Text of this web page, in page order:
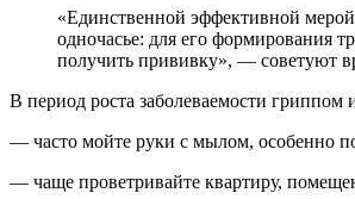
«Единственной эффективной
одночасье: для его формирования
получить прививку», — советуют
В период роста заболеваемости
— часто мойте руки с мылом, особенно
— чаще проветривайте квартиру,